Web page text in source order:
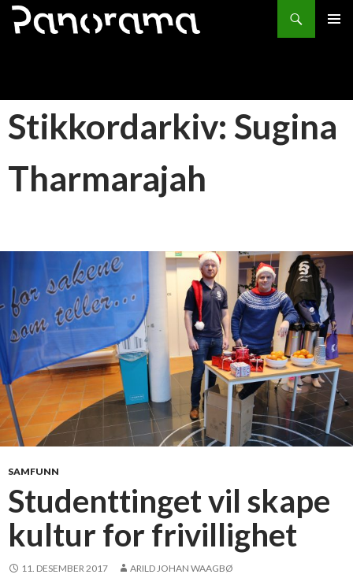
Søk
HOPP
Stikkordarkiv: Sugina
Tharmarajah
SAMFUNN
Studenttinget vil skape
kultur for frivillighet
11. DESEMBER 2017 ARILD JOHAN WAAGBØ